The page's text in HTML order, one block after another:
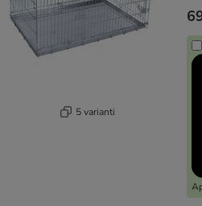
5 varianti